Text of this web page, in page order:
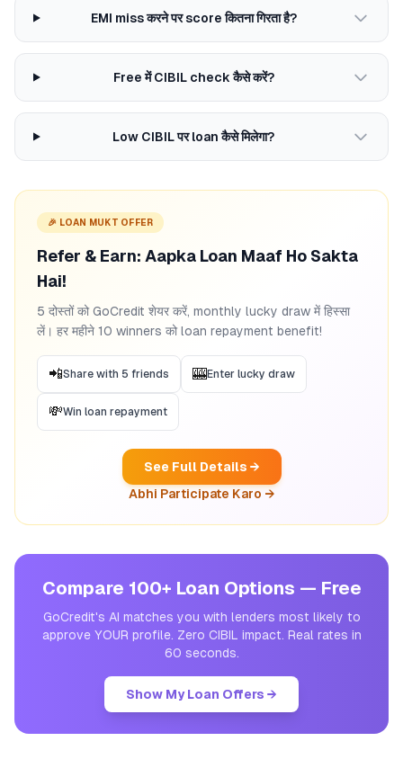
EMI miss करने पर score कितना गिरता है?
Free में CIBIL check कैसे करें?
Low CIBIL पर loan कैसे मिलेगा?
🎉 LOAN MUKT OFFER
Refer & Earn: Aapka Loan Maaf Ho Sakta
Hai!
5 दोस्तों को GoCredit शेयर करें, monthly lucky draw में हिस्सा
लें। हर महीने 10 winners को loan repayment benefit!
📲Share with 5 friends 🎰Enter lucky draw
💸Win loan repayment
See Full Details →
Abhi Participate Karo →
Compare 100+ Loan Options — Free
GoCredit's AI matches you with lenders most likely to
approve YOUR profile. Zero CIBIL impact. Real rates in
60 seconds.
Show My Loan Offers →